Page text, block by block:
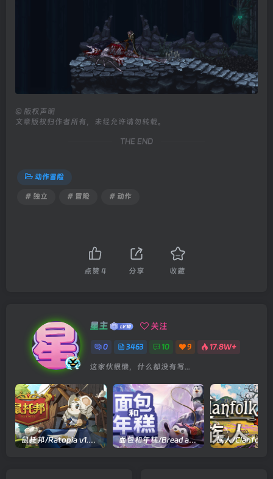
© 版权声明
文章版权归作者所有，未经允许请勿转载。
THE END
动作冒险
# 独立 # 冒险 # 动作
点赞 4 分享 收藏
星主 关注
0 3463 10 9 17.8W+
这家伙很懒，什么都没有写...
鼠托邦/Ratopia v1.0.0530|策略模拟|容量2.9GB|官方中文版 面包和年糕/Bread and Fred Build.21411256|动作冒险|容量1.1GB|官方中文版